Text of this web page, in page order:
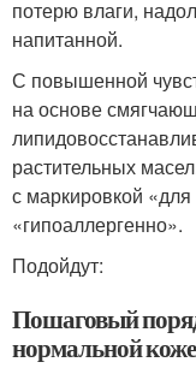
потерю влаги,
напитанной.
С повышенной
на основе
растительных
с маркировкой
«гипоаллергенно».
Подойдут:
Пошаговый
нормальной